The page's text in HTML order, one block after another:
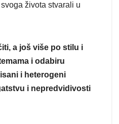
života stvarali u
a još više po stilu i
i odabiru
i heterogeni
i nepredvidivosti